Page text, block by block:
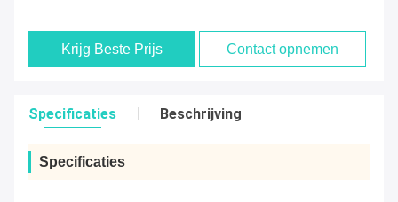
Krijg Beste Prijs Contact opnemen
Specificaties Beschrijving
Specificaties